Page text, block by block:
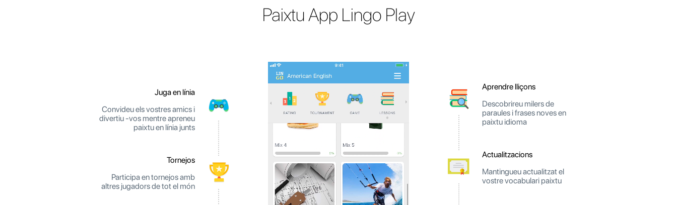
Paixtu App Lingo Play
Juga en línia
Convideu els vostres amics i
divertiu -vos mentre apreneu
paixtu en línia junts
Tornejos
Participa en tornejos amb
altres jugadors de tot el món
Aprendre lliçons
Descobrireu milers de
paraules i frases noves en
paixtu idioma
Actualitzacions
Mantingueu actualitzat el
vostre vocabulari paixtu